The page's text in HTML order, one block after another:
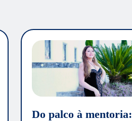
Do palco à mentoria: